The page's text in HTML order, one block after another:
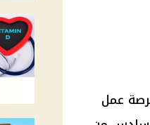
من خلال مديرية العمل بالجيزة، توفير 2500 فرصة عمل